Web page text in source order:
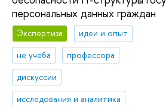
персональных данных граждан
Экспертиза
идеи и опыт
не учеба
профессора
дискуссии
исследования и аналитика